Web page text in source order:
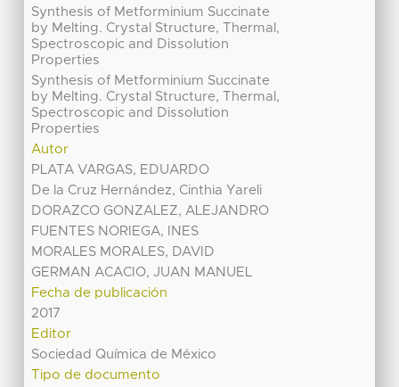
Synthesis of Metforminium Succinate
by Melting. Crystal Structure, Thermal,
Spectroscopic and Dissolution
Properties
Synthesis of Metforminium Succinate
by Melting. Crystal Structure, Thermal,
Spectroscopic and Dissolution
Properties
Autor
PLATA VARGAS, EDUARDO
De la Cruz Hernández, Cinthia Yareli
DORAZCO GONZALEZ, ALEJANDRO
FUENTES NORIEGA, INES
MORALES MORALES, DAVID
GERMAN ACACIO, JUAN MANUEL
Fecha de publicación
2017
Editor
Sociedad Química de México
Tipo de documento